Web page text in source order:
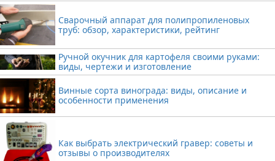
Сварочный аппарат для полипропиленовых
труб: обзор, характеристики, рейтинг
Ручной окучник для картофеля своими руками:
виды, чертежи и изготовление
Винные сорта винограда: виды, описание и
особенности применения
Как выбрать электрический гравер: советы и
отзывы о производителях